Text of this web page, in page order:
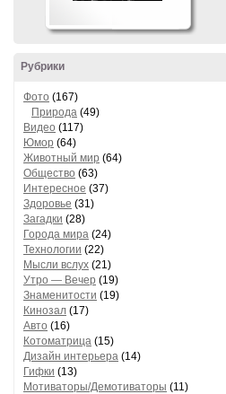
Рубрики
Фото (167)
Природа (49)
Видео (117)
Юмор (64)
Животный мир (64)
Общество (63)
Интересное (37)
Здоровье (31)
Загадки (28)
Города мира (24)
Технологии (22)
Мысли вслух (21)
Утро — Вечер (19)
Знаменитости (19)
Кинозал (17)
Авто (16)
Котоматрица (15)
Дизайн интерьера (14)
Гифки (13)
Мотиваторы/Демотиваторы (11)